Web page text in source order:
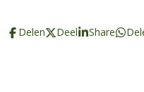
Delen Deel Share